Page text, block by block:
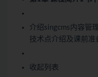
介绍singcms内容管
技术点介绍及课前准
收起列表